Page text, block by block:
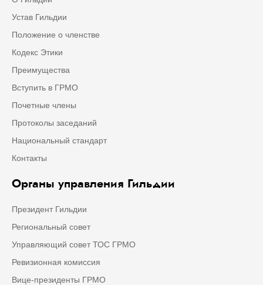
Устав Гильдии
Положение о членстве
Кодекс Этики
Преимущества
Вступить в ГРМО
Почетные члены
Протоколы заседаний
Национальный стандарт
Контакты
Органы управления Гильдии
Президент Гильдии
Региональный совет
Управляющий совет ТОС ГРМО
Ревизионная комиссия
Вице-президенты ГРМО